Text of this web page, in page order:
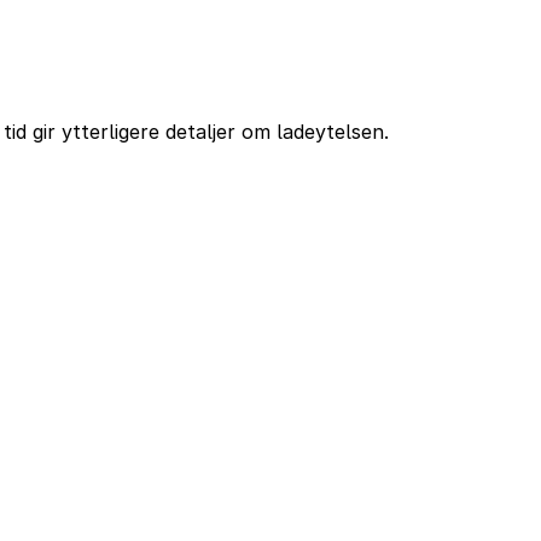
gir ytterligere detaljer om ladeytelsen.